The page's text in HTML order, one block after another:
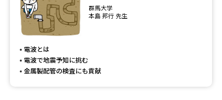
群馬大学
本島 邦行 先生
電波とは
電波で地震予知に挑む
金属製配管の検査にも貢献